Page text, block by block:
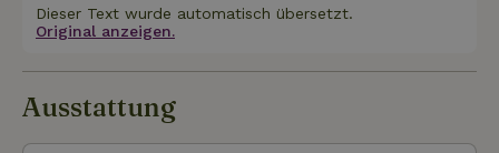
des Schlosses und des Waldes. In der Umgebung
gibt es tolle Ausflugsmöglichkeiten. Paira Daiza, der
zum besten Naturpark Europas gewählt wurde, ist
nur 14 km entfernt. Die historische Stadt Mons
(Mons) ist ebenfalls nur 10 km entfernt.
Dieser Text wurde automatisch übersetzt.
Original anzeigen.
Ausstattung